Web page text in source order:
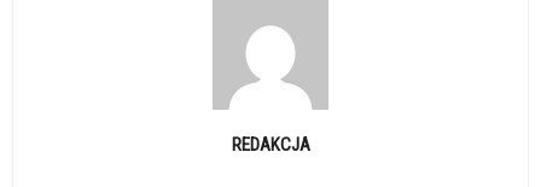
REDAKCJA